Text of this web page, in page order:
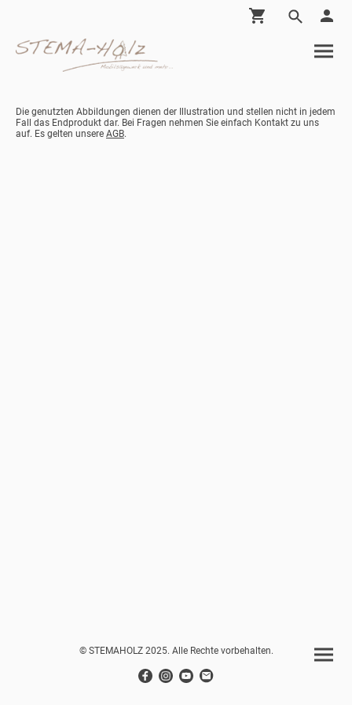
Die genutzten Abbildungen dienen der Illustration und stellen nicht in jedem
Fall das Endprodukt dar. Bei Fragen nehmen Sie einfach Kontakt zu uns
auf. Es gelten unsere AGB.
© STEMAHOLZ 2025. Alle Rechte vorbehalten.